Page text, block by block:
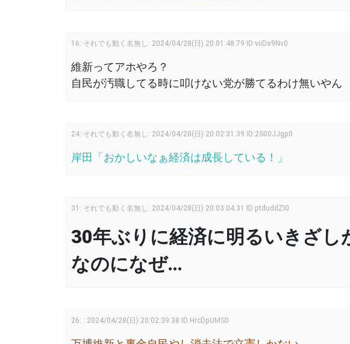
16: それでも動く名無し: 2024/04/28(日) 20:01:48.79 ID:viiDs9Nv0
維新ってアホやろ？
自民が汚職してる時に叩けない党が勝てるわけ無いやん
24: それでも動く名無し: 2024/04/28(日) 20:02:31.39 ID:2S00JJgp0
岸田「おかしいなぁ経済は成長している！」
31 : それでも動く名無し: 2024/04/28(日) 20:03:04.31 ID:ptduddZI0
30年ぶりに経済に明るいきざし
なのになぜ…
26: : 2024/04/28(日) 20:02:39.38 ID:HrcDpUMS0